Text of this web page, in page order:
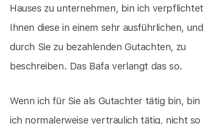
Hauses zu unternehmen, bin ich verpflichtet
Ihnen diese in einem sehr ausführlichen, und
durch Sie zu bezahlenden Gutachten, zu
beschreiben. Das Bafa verlangt das so.
Wenn ich für Sie als Gutachter tätig bin, bin
ich normalerweise vertraulich tätig, nicht so